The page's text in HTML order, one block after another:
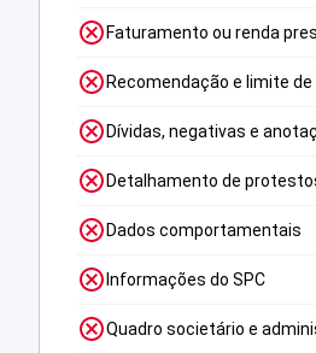
Faturamento ou renda
Recomendação e limite
Dívidas, negativas e
Detalhamento de
Dados comportamentais
Informações do SPC
Quadro societário e